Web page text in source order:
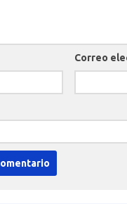
Correo